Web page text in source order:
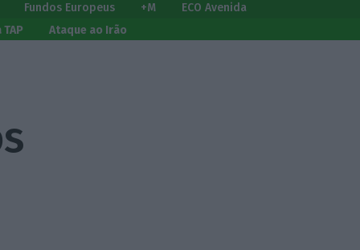
Fundos Europeus +M
ECO Avenida
Ataque ao Irão